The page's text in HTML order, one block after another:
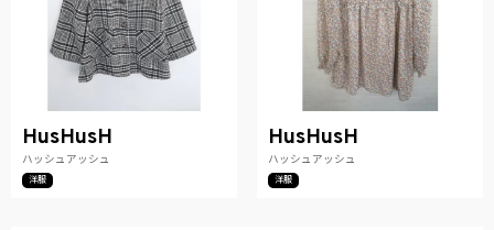
HusHusH
ハッシュアッシュ
洋服
HusHusH
ハッシュアッシュ
洋服